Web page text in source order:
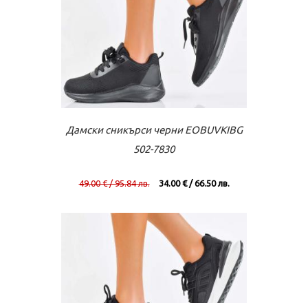
Виж повече
Дамски сникърси черни EOBUVKIBG
502-7830
49.00 € / 95.84 лв. 34.00 € / 66.50 лв.